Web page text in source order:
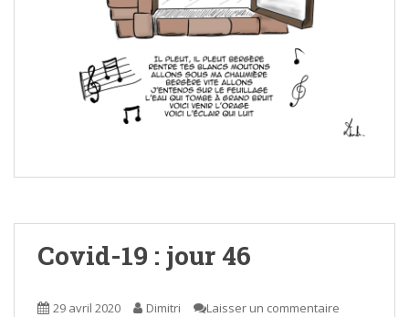
Covid-19 : jour 46
29 avril 2020 Dimitri Laisser un commentaire